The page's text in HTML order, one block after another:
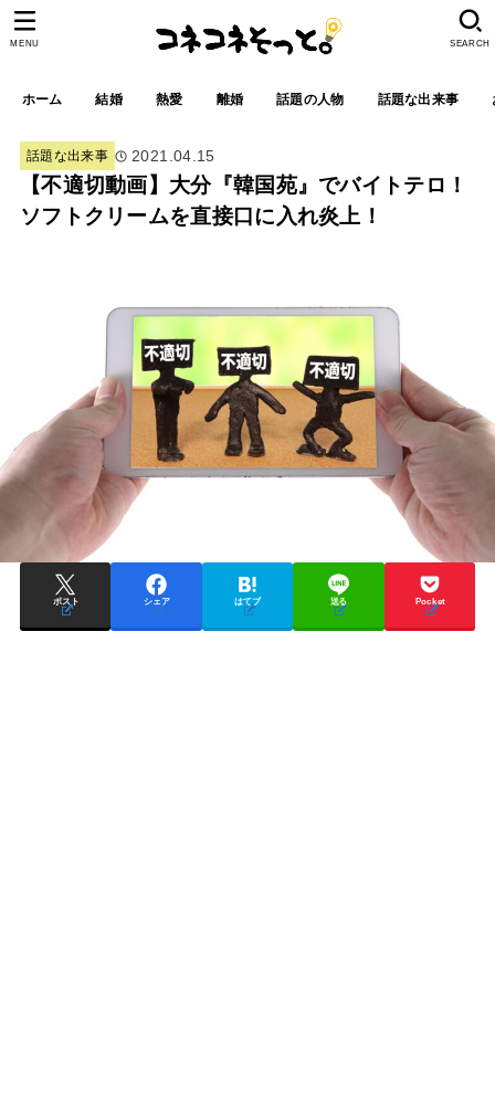
ホーム 結婚 熱愛 離婚 話題の人物 話題な出来事
SEARCH
MENU
話題な出来事 2021.04.15
【不適切動画】大分『韓国苑』でバイトテロ！
ソフトクリームを直接口に入れ炎上！
ポスト シェア はてブ 送る Pocket